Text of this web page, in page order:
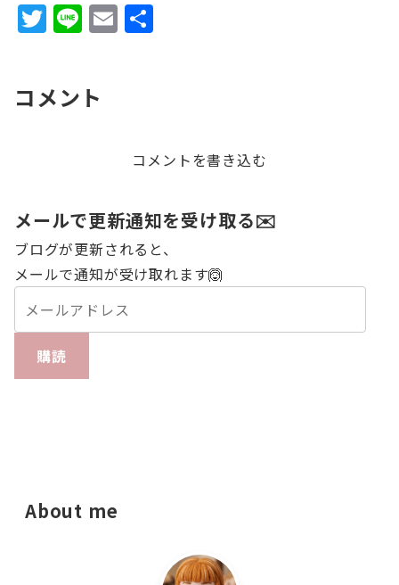
T
w
te
Li
n
E
m
コメント
コメントを書き込む
メールで更新通知を受け取る✉️
ブログが更新されると、
メールで通知が受け取れます🙆
購読
About me